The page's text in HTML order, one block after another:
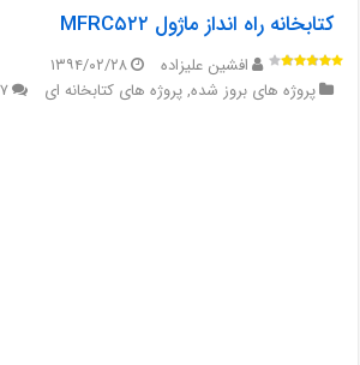
کتابخانه راه انداز ماژول MFRC۵۲۲
افشین علیزاده
۱۳۹۴/۰۲/۲۸
پروژه های بروز شده,پروژه های کتابخانه ای